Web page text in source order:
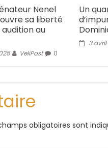
Nenel
sa liberté
au
VeliPost 0
Un
3
obligatoires sont